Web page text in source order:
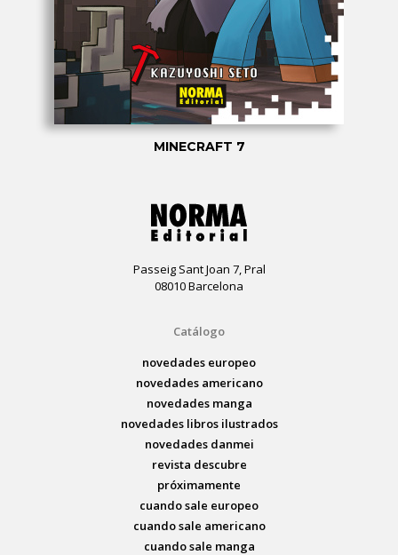
MINECRAFT 7
Passeig Sant Joan 7, Pral
08010 Barcelona
Catálogo
novedades europeo
novedades americano
novedades manga
novedades libros ilustrados
novedades danmei
revista descubre
próximamente
cuando sale europeo
cuando sale americano
cuando sale manga